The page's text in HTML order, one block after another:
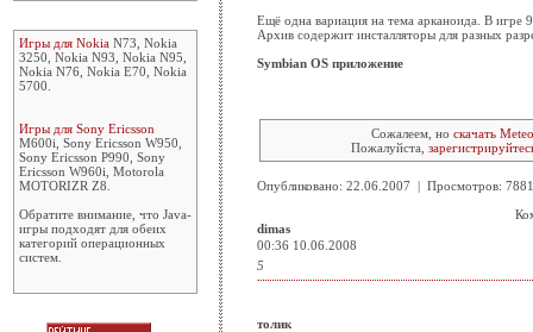
Игры для Nokia N73, Nokia
3250, Nokia N93, Nokia N95,
Nokia N76, Nokia E70, Nokia
5700.
Игры для Sony Ericsson
M600i, Sony Ericsson W950,
Sony Ericsson P990, Sony
Ericsson W960i, Motorola
MOTORIZR Z8.
Обратите внимание, что Java-
игры подходят для обеих
категорий операционных
систем.
Ещё одна вариация на тема арканоида. В игре
Архив содержит инсталляторы для разных
Symbian OS приложение
Сожалеем, но скачать
Пожалуйста,
Опубликовано: 22.06.2007 | Просмотров:
dimas
00:36 10.06.2008
5
толик